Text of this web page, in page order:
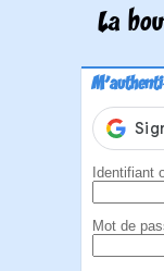
La
Identifiant
Mot de